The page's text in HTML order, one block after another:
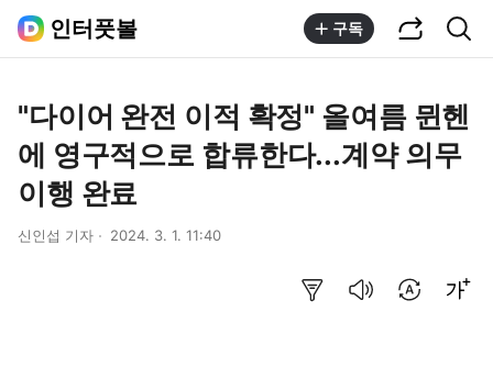
인터풋볼 구독
"다이어 완전 이적 확정" 올여름 뮌헨
에 영구적으로 합류한다...계약 의무
이행 완료
신인섭 기자 2024. 3. 1. 11:40